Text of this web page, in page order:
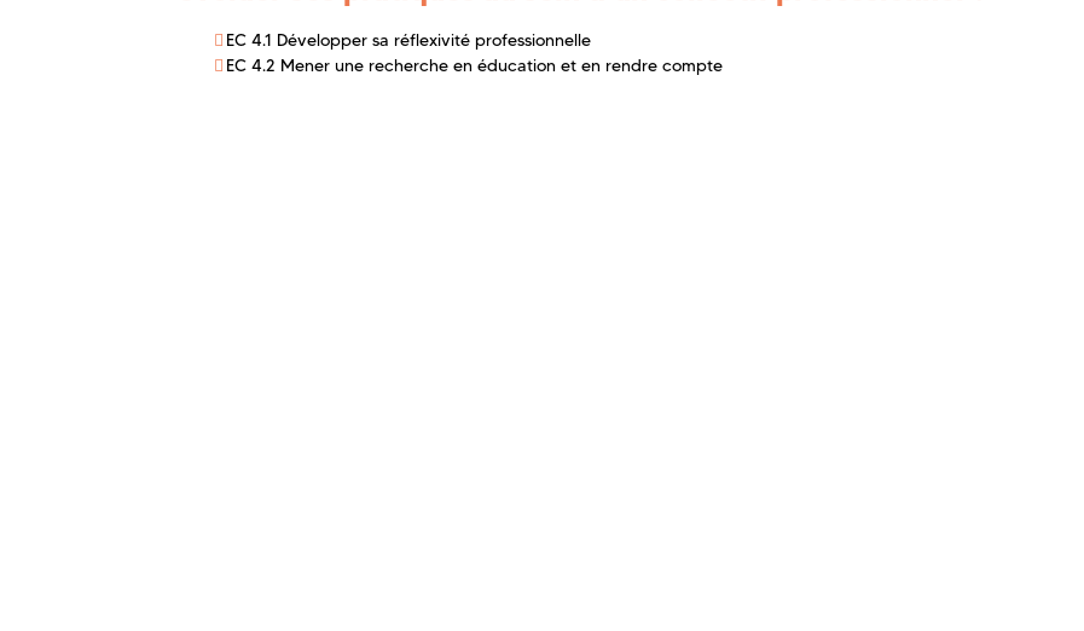
EC 4.1 Développer sa réflexivité professionnelle
EC 4.2 Mener une recherche en éducation et en rendre compte